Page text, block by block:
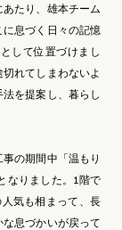
たり、雄本チーム
息づく日々の記憶
して位置づけまし
れてしまわないよ
を提案し、暮らし
の期間中「温もり
なりました。1階で
気も相まって、長
息づかいが戻って